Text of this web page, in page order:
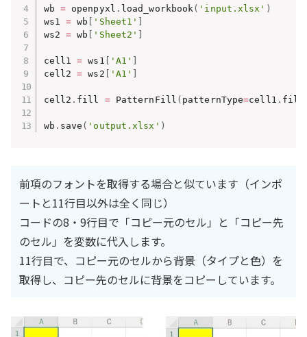
wb = openpyxl . load_workbook ( 'input.xlsx' )
ws1 = wb 'Sheet1'
ws2 = wb 'Sheet2'
cell1 = ws1 'A1'
cell2 = ws2 'A1'
cell2 . fill = PatternFill ( patternType=cell1 . fill
wb . save ( 'output.xlsx' )
前項のフォントを取得する場合と似ています（インポ
ートと11行目以外は全く同じ）
コードの8・9行目で「コピー元のセル」と「コピー先
のセル」を変数に代入します。
11行目で、コピー元のセルから背景（タイプと色）を
取得し、コピー先のセルに背景をコピーしています。